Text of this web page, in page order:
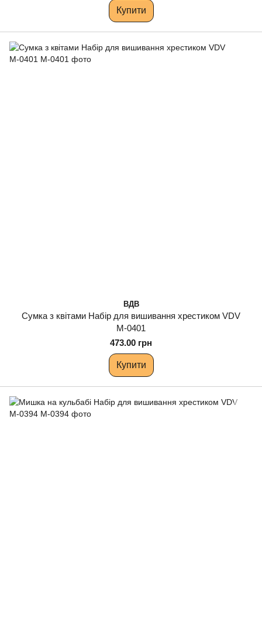
Купити
ВДВ
Сумка з квітами Набір для вишивання хрестиком VDV
М-0401
473.00 грн
Купити